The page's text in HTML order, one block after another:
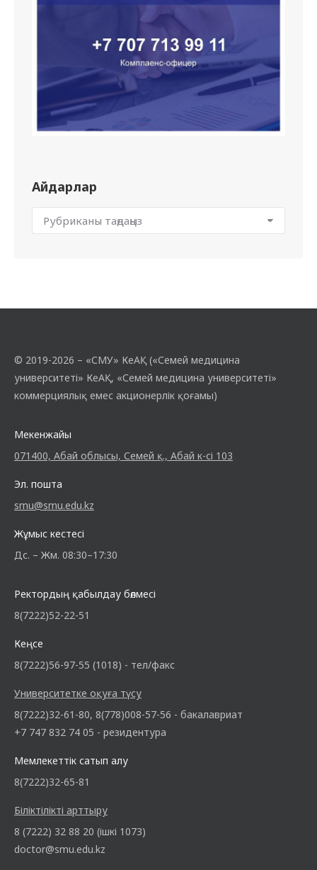
Айдарлар
© 2019-2026 – «СМУ» КеАҚ («Семей медицина
университеті» КеАҚ, «Семей медицина университеті»
коммерциялық емес акционерлік қоғамы)
Мекенжайы
071400, Абай облысы, Семей қ., Абай к-сі 103
Эл. пошта
smu@smu.edu.kz
Жұмыс кестесі
Дс. – Жм. 08:30–17:30
Ректордың қабылдау бөлмесі
8(7222)52-22-51
Кеңсе
8(7222)56-97-55 (1018) - тел/факс
Университетке оқуға түсу
8(7222)32-61-80, 8(778)008-57-56 - бакалавриат
+7 747 832 74 05 - резидентура
Мемлекеттік сатып алу
8(7222)32-65-81
Біліктілікті арттыру
8 (7222) 32 88 20 (ішкі 1073)
doctor@smu.edu.kz